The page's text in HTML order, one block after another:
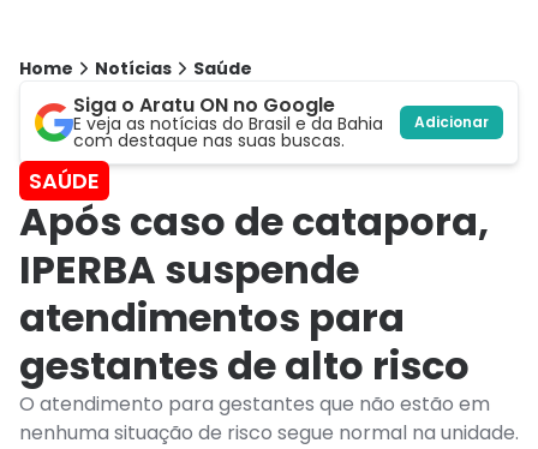
Home Notícias Saúde
Siga o Aratu ON no Google
E veja as notícias do Brasil e da Bahia
com destaque nas suas buscas.
Adicionar
SAÚDE
Após caso de catapora,
IPERBA suspende
atendimentos para
gestantes de alto risco
O atendimento para gestantes que não estão em
nenhuma situação de risco segue normal na unidade.